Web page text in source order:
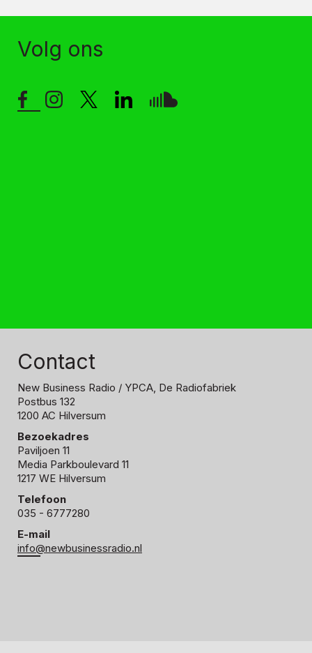
Volg ons
Contact
New Business Radio / YPCA, De Radiofabriek
Postbus 132
1200 AC Hilversum
Bezoekadres
Paviljoen 11
Media Parkboulevard 11
1217 WE Hilversum
Telefoon
035 - 6777280
E-mail
info@newbusinessradio.nl